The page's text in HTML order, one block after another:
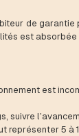
de
est
est
suivre
représenter 5 à